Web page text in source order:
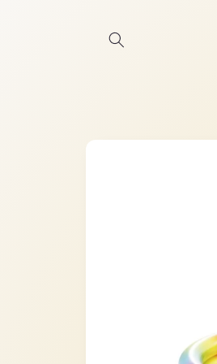
directamente